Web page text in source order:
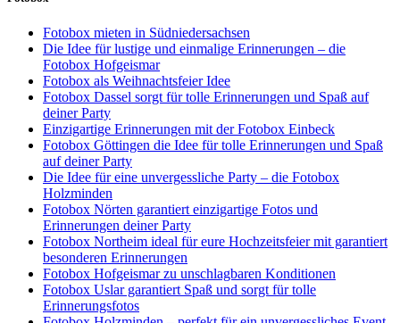
Fotobox mieten in Südniedersachsen
Die Idee für lustige und einmalige Erinnerungen – die
Fotobox Hofgeismar
Fotobox als Weihnachtsfeier Idee
Fotobox Dassel sorgt für tolle Erinnerungen und Spaß auf
deiner Party
Einzigartige Erinnerungen mit der Fotobox Einbeck
Fotobox Göttingen die Idee für tolle Erinnerungen und Spaß
auf deiner Party
Die Idee für eine unvergessliche Party – die Fotobox
Holzminden
Fotobox Nörten garantiert einzigartige Fotos und
Erinnerungen deiner Party
Fotobox Northeim ideal für eure Hochzeitsfeier mit garantiert
besonderen Erinnerungen
Fotobox Hofgeismar zu unschlagbaren Konditionen
Fotobox Uslar garantiert Spaß und sorgt für tolle
Erinnerungsfotos